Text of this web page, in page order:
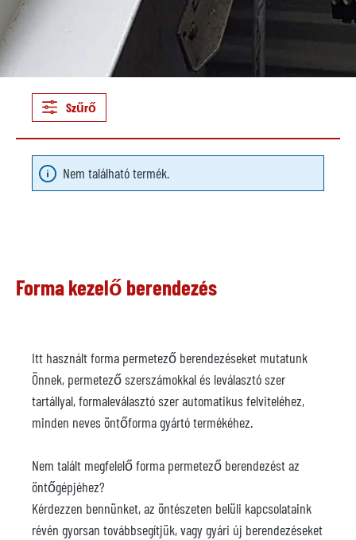
Szűrő
Nem található termék.
Forma kezelő berendezés
Itt használt forma permetező berendezéseket mutatunk
Önnek, permetező szerszámokkal és leválasztó szer
tartállyal, formaleválasztó szer automatikus felviteléhez,
minden neves öntőforma gyártó termékéhez.
Nem talált megfelelő forma permetező berendezést az
öntőgépjéhez?
Kérdezzen bennünket, az öntészeten belüli kapcsolataink
révén gyorsan továbbsegítjük, vagy gyári új berendezéseket